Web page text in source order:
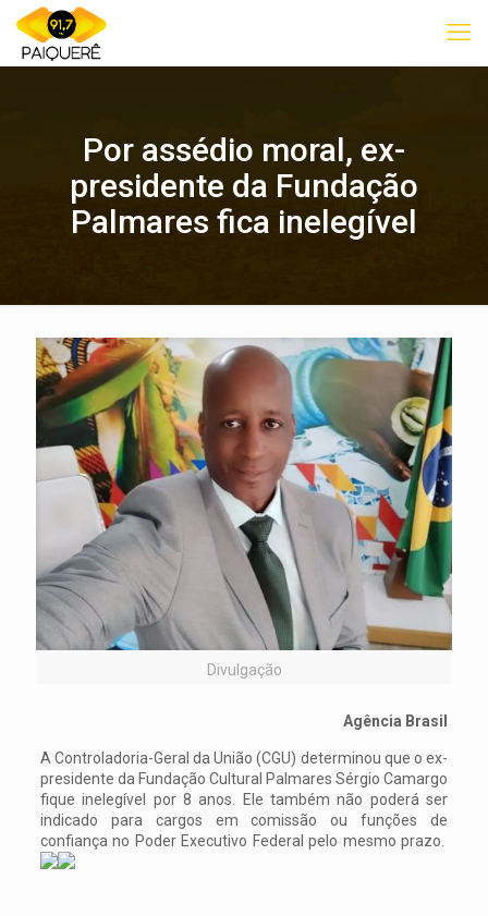
Por assédio moral, ex-
presidente da Fundação
Palmares fica inelegível
Divulgação
Agência Brasil
A Controladoria-Geral da União (CGU) determinou que o ex-
presidente da Fundação Cultural Palmares Sérgio Camargo
fique inelegível por 8 anos. Ele também não poderá ser
indicado para cargos em comissão ou funções de
confiança no Poder Executivo Federal pelo mesmo prazo.